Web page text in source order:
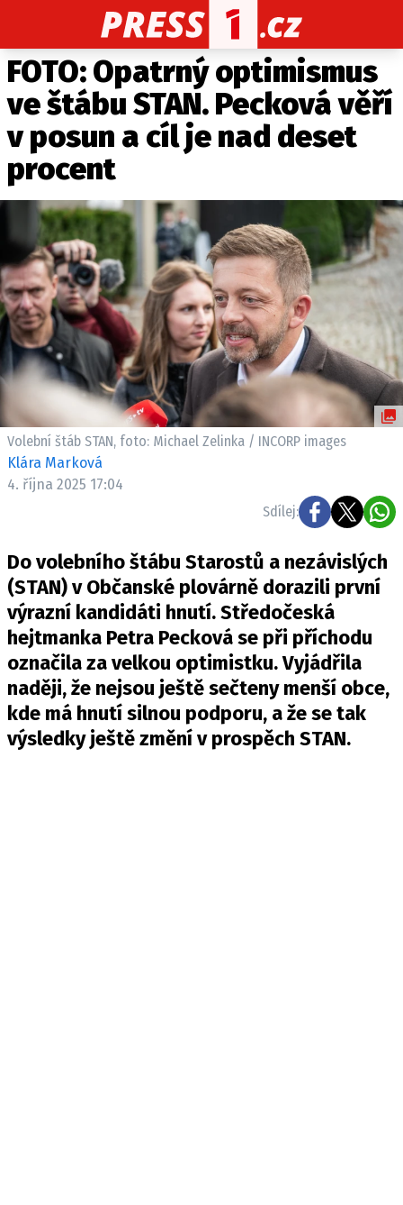
CELEBRITY NOVINKY SPORT POČASÍ
Máte příběh, fotku nebo video?
Pošlete e-mail na PRESS1.cz
O NÁS
O REDAKCI
KONTAKT
VYDAVATEL
FOTO: Opatrný optimismus
ve štábu STAN. Pecková věří
v posun a cíl je nad deset
procent
Volební štáb STAN, foto: Michael Zelinka / INCORP images
Klára Marková
4. října 2025 17:04
Sdílej:
Do volebního štábu Starostů a nezávislých
(STAN) v Občanské plovárně dorazili první
výrazní kandidáti hnutí. Středočeská
hejtmanka Petra Pecková se při příchodu
označila za velkou optimistku. Vyjádřila
naději, že nejsou ještě sečteny menší obce,
kde má hnutí silnou podporu, a že se tak
výsledky ještě změní v prospěch STAN.